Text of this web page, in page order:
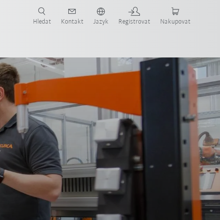
Hledat Kontakt Jazyk Registrovat Nakupovat